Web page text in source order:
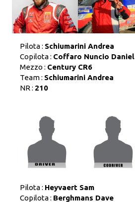
Pilota : Schiumarini Andrea
Copilota : Coffaro Nuncio Daniel
Mezzo : Century CR6
Team : Schiumarini Andrea
NR : 210
Pilota : Heyvaert Sam
Copilota : Berghmans Dave